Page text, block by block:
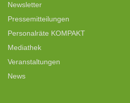
Newsletter
Pressemitteilungen
Personalräte KOMPAKT
Mediathek
Veranstaltungen
News